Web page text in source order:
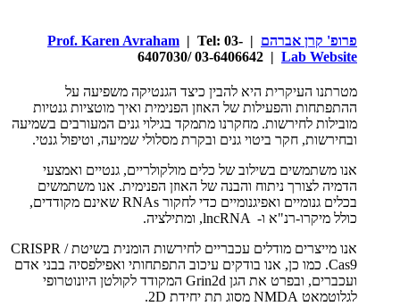
פרופ' קרן אברהם |
Prof. Karen Avraham | Tel: 03-
6407030/ 03-6406642 | Lab Website
מטרתנו העיקרית היא להבין כיצד הגנטיקה משפיעה על
ההתפתחות והפעילות של האוזן הפנימית ואיך מוטציות גנטיות
מובילות לחירשות. מחקרנו מתמקד בגילוי גנים המעורבים בשמיעה
ובחירשות, חקר ביטוי גנים ובקרת מסלולי שמיעה, וטיפול גנטי.
אנו משתמשים בשילוב של כלים מולקולריים, גנטיים ואמצעי
הדמיה לצורך ניתוח והבנה של האוזן הפנימית. אנו משתמשים
בכלים גנומיים ואפיגנומיים כדי לחקור RNAs שאינם מקודדים,
כולל מיקרו-רנ"א ו- lncRNA, ומתילציה.
אנו מייצרים מודלים עכבריים לחירשות הומנית בשיטתCRISPR /
Cas9. כמו כן, אנו בודקים עיכוב התפתחותי ואפילפסיה בבני אדם
ועכברים, ובפרט את הגן Grin2d המקודד לקולטן היונוטרופי
לגלוטמאט NMDA מסוג תת יחידת 2D
.